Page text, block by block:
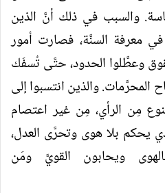
والسبب في ذلك أنَّ الذين
معرفة السنَّة، فصارت أمور
وعطَّلوا الحدود، حتَّى تُسفَك
المحرَّمات. والذين انتسبوا إلى
مِن الرأي، مِن غير اعتصام
يحكم بلا هوى وتحرَّى العدل،
ويحابون القويَّ ومَن